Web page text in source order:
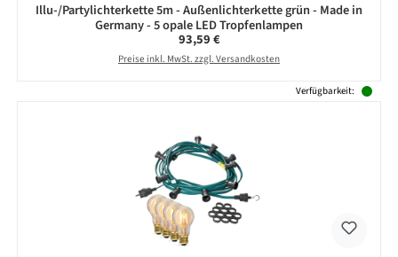
Illu-/Partylichterkette 5m - Außenlichterkette grün - Made in
Germany - 5 opale LED Tropfenlampen
Regulärer Preis:
93,59 €
Preise inkl. MwSt. zzgl. Versandkosten
Verfügbarkeit: